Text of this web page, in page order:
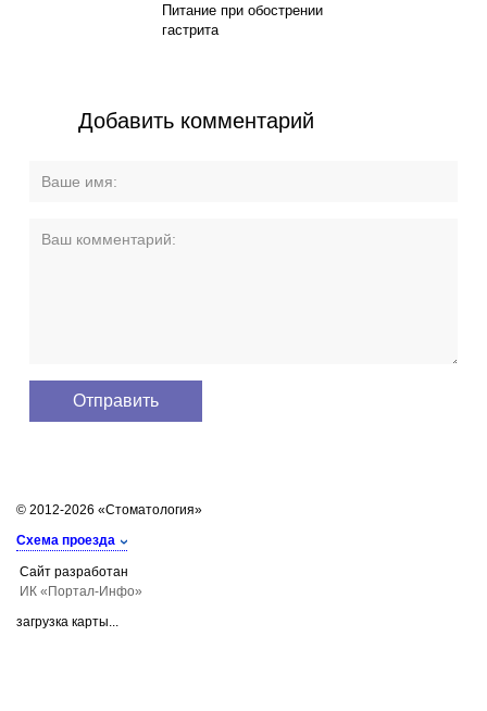
Питание при обострении
гастрита
Добавить комментарий
© 2012-2026 «Стоматология»
Схема проезда
Сайт разработан
ИК «Портал-Инфо»
загрузка карты...